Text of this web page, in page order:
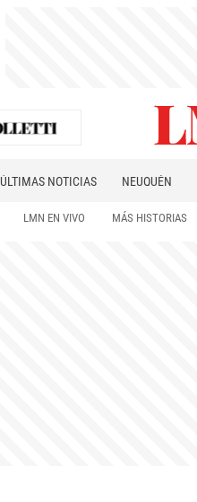
ÚLTIMAS NOTICIAS NEUQUÉN
LMN EN VIVO MÁS HISTORIAS